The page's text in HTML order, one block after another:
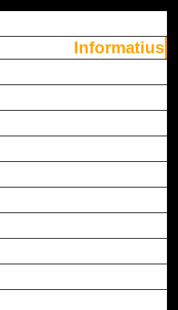
Informatius